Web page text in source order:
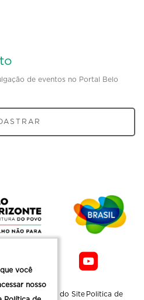
de eventos no Portal Belo
Mapa do Site Politica de
você
nosso